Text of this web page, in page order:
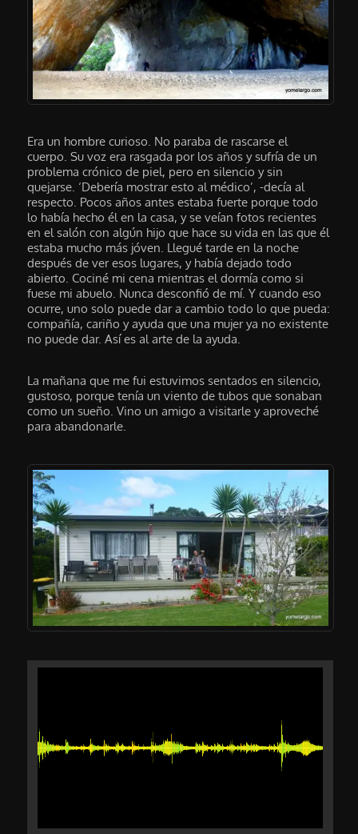
Era un hombre curioso. No paraba de rascarse el
cuerpo. Su voz era rasgada por los años y sufría de un
problema crónico de piel, pero en silencio y sin
quejarse. ‘Debería mostrar esto al médico’, -decía al
respecto. Pocos años antes estaba fuerte porque todo
lo había hecho él en la casa, y se veían fotos recientes
en el salón con algún hijo que hace su vida en las que él
estaba mucho más jóven. Llegué tarde en la noche
después de ver esos lugares, y había dejado todo
abierto. Cociné mi cena mientras el dormía como si
fuese mi abuelo. Nunca desconfió de mí. Y cuando eso
ocurre, uno solo puede dar a cambio todo lo que pueda:
compañía, cariño y ayuda que una mujer ya no existente
no puede dar. Así es al arte de la ayuda.
La mañana que me fui estuvimos sentados en silencio,
gustoso, porque tenía un viento de tubos que sonaban
como un sueño. Vino un amigo a visitarle y aproveché
para abandonarle.